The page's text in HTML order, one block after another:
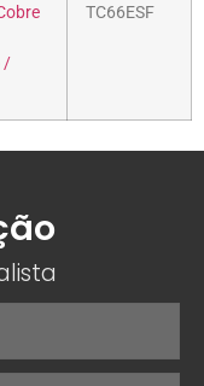
/
TC66ESF